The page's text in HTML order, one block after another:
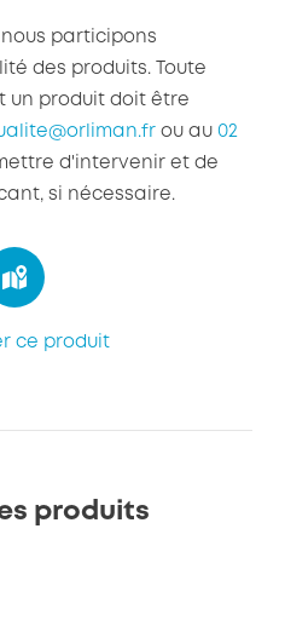
participons
des produits. Toute
un produit doit être
ou au 02
d'intervenir et de
si nécessaire.
ce produit
produits